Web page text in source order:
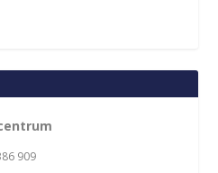
909